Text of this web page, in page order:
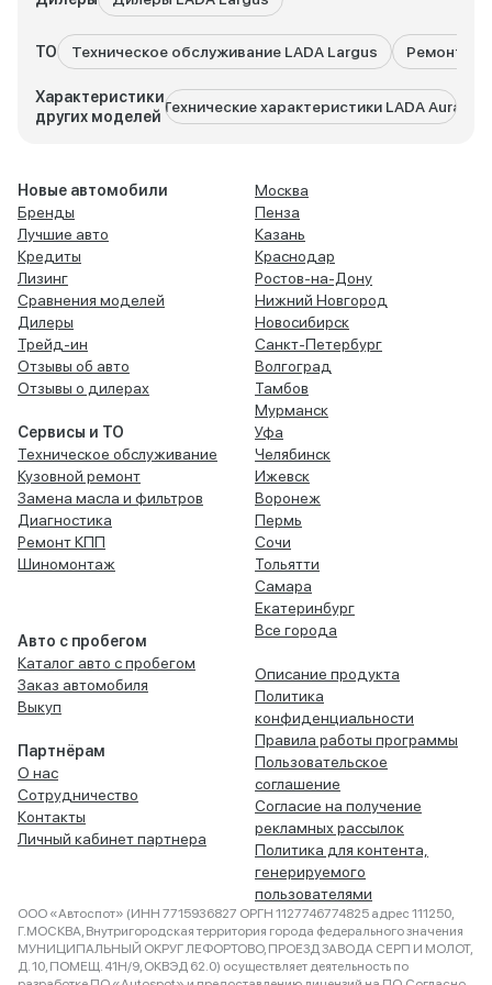
ТО Техническое обслуживание LADA Largus Ремонт
Характеристики
других моделей
Технические характеристики LADA Aura
Новые автомобили
Бренды
Лучшие авто
Кредиты
Лизинг
Сравнения моделей
Дилеры
Трейд-ин
Отзывы об авто
Отзывы о дилерах
Сервисы и ТО
Техническое обслуживание
Кузовной ремонт
Замена масла и фильтров
Диагностика
Ремонт КПП
Шиномонтаж
Авто с пробегом
Каталог авто с пробегом
Заказ автомобиля
Выкуп
Партнёрам
О нас
Сотрудничество
Контакты
Личный кабинет партнера
Москва
Пенза
Казань
Краснодар
Ростов-на-Дону
Нижний Новгород
Новосибирск
Санкт-Петербург
Волгоград
Тамбов
Мурманск
Уфа
Челябинск
Ижевск
Воронеж
Пермь
Сочи
Тольятти
Самара
Екатеринбург
Все города
Описание продукта
Политика
конфиденциальности
Правила работы программы
Пользовательское
соглашение
Согласие на получение
рекламных рассылок
Политика для контента,
генерируемого
пользователями
ООО «Автоспот» (ИНН 7715936827 ОРГН 1127746774825 адрес 111250,
Г.МОСКВА, Внутригородская территория города федерального значения
МУНИЦИПАЛЬНЫЙ ОКРУГ ЛЕФОРТОВО, ПРОЕЗД ЗАВОДА СЕРП И МОЛОТ,
Д. 10, ПОМЕЩ. 41Н/9, ОКВЭД 62.0) осуществляет деятельность по